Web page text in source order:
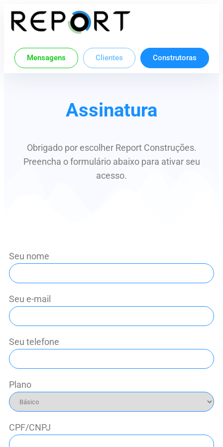
Mensagens Clientes Construtoras
Assinatura
Obrigado por escolher Report Construções.
Preencha o formulário abaixo para ativar seu
acesso.
Seu nome
Seu e-mail
Seu telefone
Plano
CPF/CNPJ